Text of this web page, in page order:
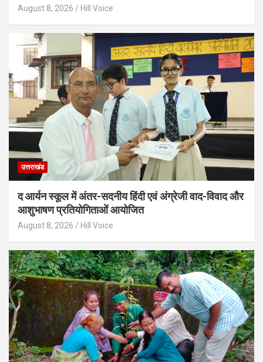
August 8, 2026 Hill Voice
उत्तराखंड
द आर्यन स्कूल में अंतर-सदनीय हिंदी एवं अंग्रेजी वाद-विवाद और
आशुभाषण प्रतियोगिताओं आयोजित
August 8, 2026 Hill Voice